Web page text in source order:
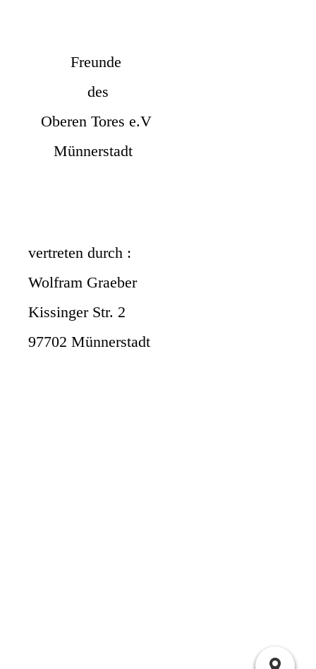
Freunde
des
Oberen Tores e.V
Münnerstadt
vertreten durch :
Wolfram Graeber
Kissinger Str. 2
97702 Münnerstadt